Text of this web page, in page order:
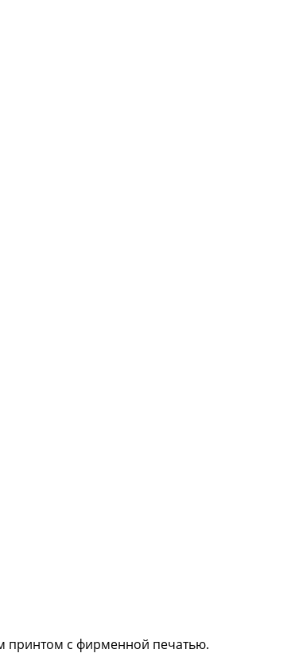
принтом с фирменной печатью.